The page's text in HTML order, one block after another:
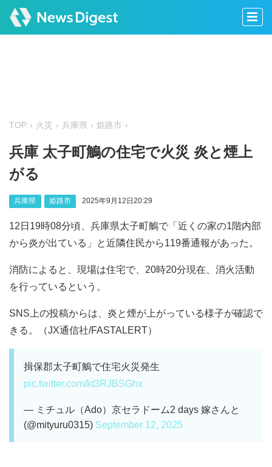
TOP 火災 兵庫県 姫路市
兵庫 太子町鵤の住宅で火災 炎と煙上
がる
兵庫県 姫路市 2025年9月12日20:29
12日19時08分頃、兵庫県太子町鵤で「近くの家の1階内部
から炎が出ている」と近隣住民から119番通報があった。
消防によると、現場は住宅で、20時20分現在、消火活動
を行っているという。
SNS上の投稿からは、炎と煙が上がっている様子が確認で
きる。（JX通信社/FASTALERT）
揖保郡太子町鵤で住宅火災発生
pic.twitter.com/kt3RJBSGhx
— ミチュル（Ado）京セラドーム2 days 嫁さんと
(@mityuru0315) September 12, 2025